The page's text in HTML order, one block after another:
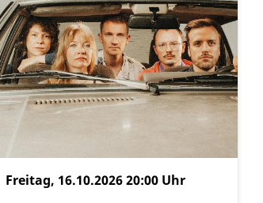
Freitag, 16.10.202620:00 Uhr